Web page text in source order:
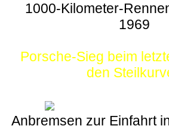
1000-Kilometer-
1969
Porsche-Sieg beim
den
Anbremsen zur Einfahrt